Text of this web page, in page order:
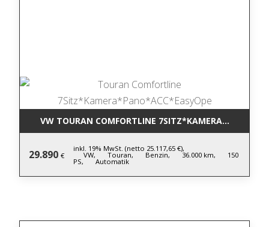
VW TOURAN COMFORTLINE
29.890 €
inkl. 19% MwSt. (netto 25.117,65 €),
VW, Touran, Benzin, 36.000 km, 150
PS, Automatik